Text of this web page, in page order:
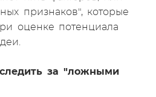
признаков", которые
оценке потенциала
за "ложными